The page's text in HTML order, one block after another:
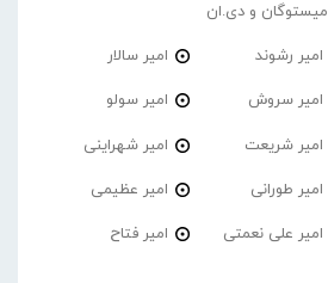
میستوگان و دی.ان
امیر رشوند امیر سالار
امیر سروش امیر سولو
امیر شریعت امیر شهراینی
امیر طورانی امیر عظیمی
امیر علی نعمتی امیر فتاح